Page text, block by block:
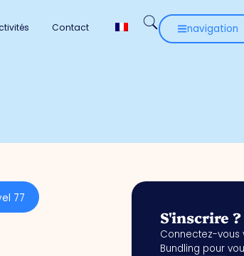
Contact navigation
77
S'inscrire ?
Connectez-vous
Bundling pour